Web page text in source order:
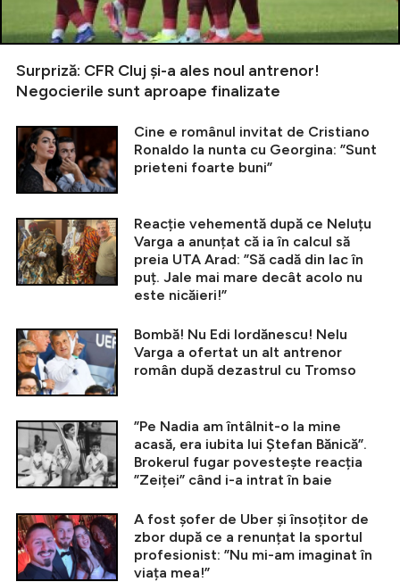
Surpriză: CFR Cluj și-a ales noul antrenor!
Negocierile sunt aproape finalizate
Cine e românul invitat de Cristiano
Ronaldo la nunta cu Georgina: ”Sunt
prieteni foarte buni”
Reacție vehementă după ce Neluțu
Varga a anunțat că ia în calcul să
preia UTA Arad: ”Să cadă din lac în
puț. Jale mai mare decât acolo nu
este nicăieri!”
Bombă! Nu Edi Iordănescu! Nelu
Varga a ofertat un alt antrenor
român după dezastrul cu Tromso
”Pe Nadia am întâlnit-o la mine
acasă, era iubita lui Ștefan Bănică”.
Brokerul fugar povestește reacția
”Zeiței” când i-a intrat în baie
A fost șofer de Uber și însoțitor de
zbor după ce a renunțat la sportul
profesionist: ”Nu mi-am imaginat în
viața mea!”